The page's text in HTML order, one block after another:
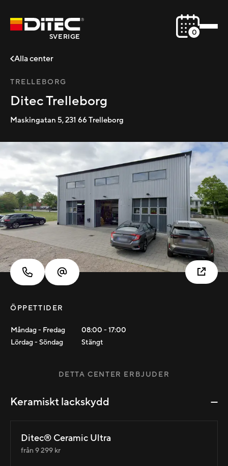
SVERIGE 0
Alla center
TRELLEBORG
Ditec Trelleborg
Maskingatan 5,231 66Trelleborg
ÖPPETTIDER
Måndag - Fredag 08:00 -17:00
Lördag - Söndag
Stängt
DETTA CENTER ERBJUDER
Keramiskt lackskydd
Ditec® Ceramic Ultra
från 9 299 kr